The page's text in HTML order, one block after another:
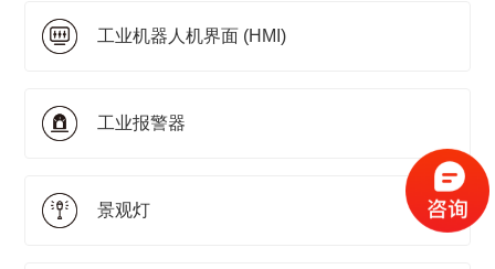
工业机器人机界面 (HMI)
工业报警器
景观灯